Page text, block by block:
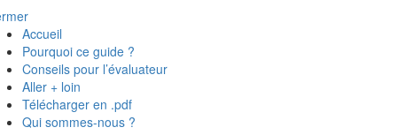
Accueil
Pourquoi ce guide ?
Conseils pour l’évaluateur
Aller + loin
Télécharger en .pdf
Qui sommes-nous ?